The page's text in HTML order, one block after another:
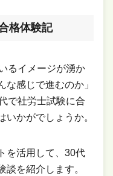
格体験記
るイメージが湧か
な感じで進むのか」
で社労士試験に合
かがでしょうか。
を活用して、30代
談を紹介します。